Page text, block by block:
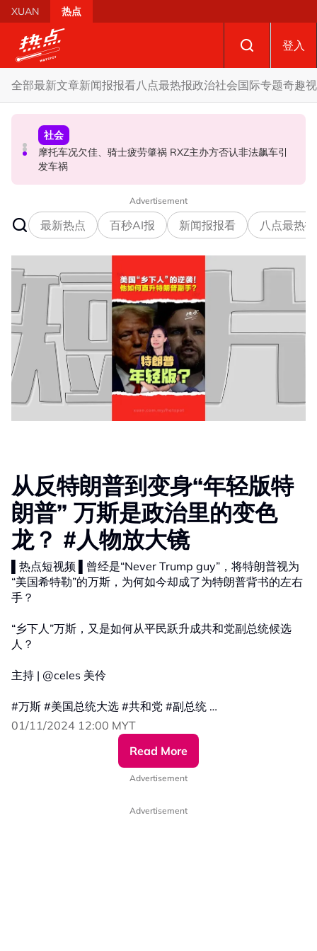
Skip to main content
XUAN 热点
登入
全部最新文章新闻报报看八点最热报政治社会国际专题奇趣
政治
柔森州选合作奏效 阿末马斯兰吁国阵国盟携手迎战甲州选
财经
SST成华商远离希盟因素？ 阿末马斯兰：华裔商家更倾向
GST机制
社会
摩托车况欠佳、骑士疲劳肇祸 RXZ主办方否认非法飙车引
发车祸
Advertisement
最新热点 百秒AI报 新闻报报看 八点最热报
从反特朗普到变身“年轻版特
朗普” 万斯是政治里的变色
龙？ #人物放大镜
▌热点短视频 ▌曾经是“Never Trump guy”，将特朗普视为
“美国希特勒”的万斯，为何如今却成了为特朗普背书的左右
手？
“乡下人”万斯，又是如何从平民跃升成共和党副总统候选
人？
主持 | @celes 美伶
#万斯 #美国总统大选 #共和党 #副总统
#人物放大镜 #特朗普 #乡下人的悲歌
#发射热点 #84hotspot #热点短视频
更多新闻资讯看这里 ▹ https://xuan.com.my/hotspot
01/11/2024 12:00 MYT
Read More
Advertisement
Advertisement